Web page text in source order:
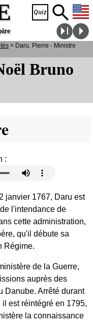
Bruno
:
janvier 1767, Daru est
l'intendance de
cette administration,
qu'il débute sa
Régime.
de la Guerre,
auprès des
Danube. Arrêté durant
il est réintégré en 1795,
la connaissance
> Daru, Pierre - Ministre